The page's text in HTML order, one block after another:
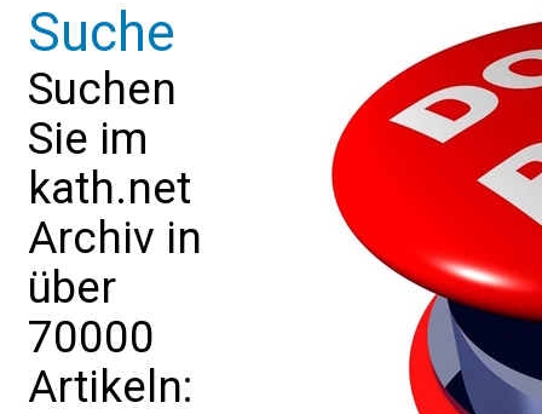
Suche
Suchen
Sie im
kath.net
Archiv in
über
70000
Artikeln: